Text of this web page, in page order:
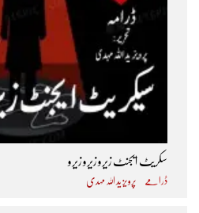
سکریٹ ایجنٹ زیرو زیرو زیرو
ڈرامے پرویز ید اللہ مہدی